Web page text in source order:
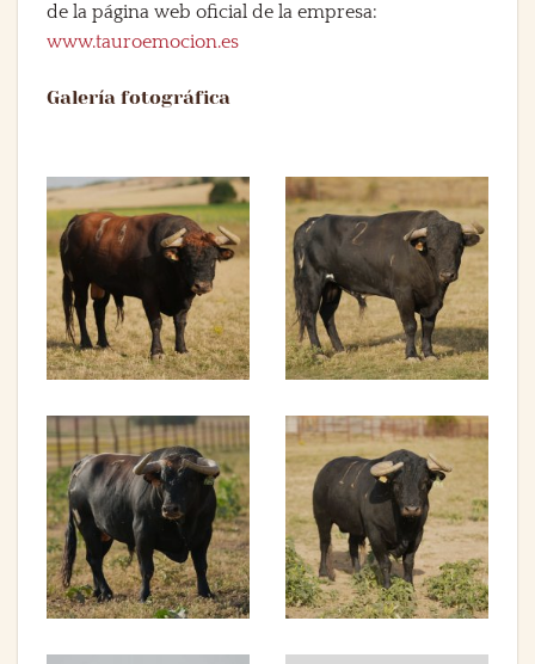
de la página web oficial de la empresa:
www.tauroemocion.es
Galería fotográfica